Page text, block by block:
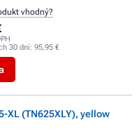
30 dní: 95,95 €
vhodný?
XL (TN625XLY), yellow